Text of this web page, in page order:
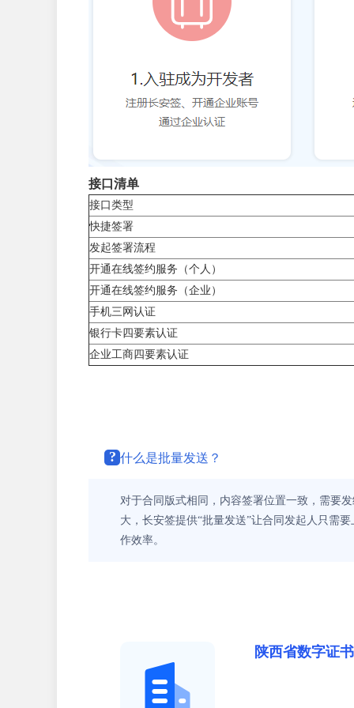
接口清单
接口类型
快捷签署
发起签署流程
开通在线签约服务（个人）
开通在线签约服务（企业）
手机三网认证
银行卡四要素认证
企业工商四要素认证
? 什么是批量发送？
对于合同版式相同，内容签署位置一致，需要
大，长安签提供“批量发送”让合同发起人只需
作效率。
陕西省数字证